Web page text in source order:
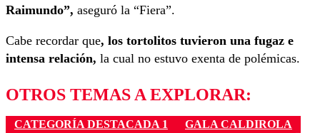
Raimundo”, aseguró la “Fiera”.
Cabe recordar que, los tortolitos tuvieron una fugaz e
intensa relación, la cual no estuvo exenta de polémicas.
OTROS TEMAS A EXPLORAR:
CATEGORÍA DESTACADA 1
GALA CALDIROLA